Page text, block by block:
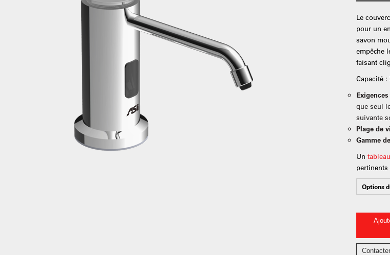
Le
pour un
savon
empêche
faisant
Capacité :
que seul
suivante
Plage de
Gamme
Un
Options